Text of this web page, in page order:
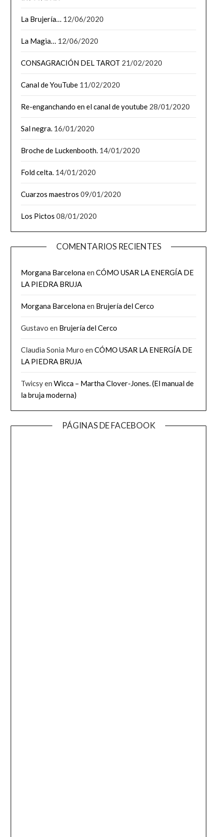
La Brujería… 12/06/2020
La Magia… 12/06/2020
CONSAGRACIÓN DEL TAROT 21/02/2020
Canal de YouTube 11/02/2020
Re-enganchando en el canal de youtube 28/01/2020
Sal negra. 16/01/2020
Broche de Luckenbooth. 14/01/2020
Fold celta. 14/01/2020
Cuarzos maestros 09/01/2020
Los Pictos 08/01/2020
COMENTARIOS RECIENTES
Morgana BarcelonaenCÓMO USAR LA ENERGÍA DE
LA PIEDRA BRUJA
Morgana Barcelonaen Brujería del Cerco
Gustavo en Brujería del Cerco
Claudia Sonia Muro enCÓMO USAR LA ENERGÍA DE
LA PIEDRA BRUJA
TwicsyenWicca – Martha Clover-Jones. (El manual de
la bruja moderna)
PÁGINAS DE FACEBOOK